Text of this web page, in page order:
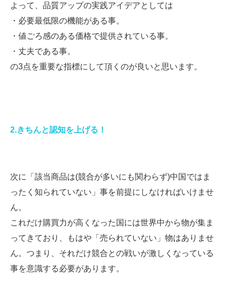
よって、品質アップの実践アイデアとしては
・必要最低限の機能がある事。
・値ごろ感のある価格で提供されている事。
・丈夫である事。
の3点を重要な指標にして頂くのが良いと思います。
2.きちんと認知を上げる！
次に「該当商品は(競合が多いにも関わらず)中国ではま
ったく知られていない」事を前提にしなければいけませ
ん。
これだけ購買力が高くなった国には世界中から物が集ま
ってきており、もはや「売られていない」物はありませ
ん。つまり、それだけ競合との戦いが激しくなっている
事を意識する必要があります。